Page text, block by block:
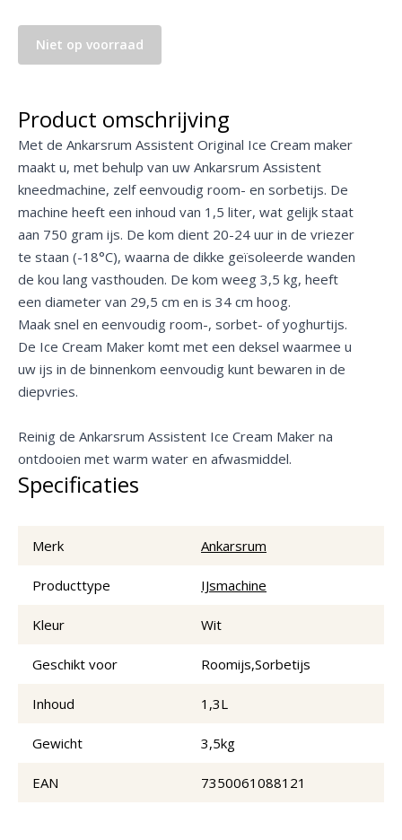
Niet op voorraad
Product omschrijving
Met de Ankarsrum Assistent Original Ice Cream maker
maakt u, met behulp van uw Ankarsrum Assistent
kneedmachine, zelf eenvoudig room- en sorbetijs. De
machine heeft een inhoud van 1,5 liter, wat gelijk staat
aan 750 gram ijs. De kom dient 20-24 uur in de vriezer
te staan (-18°C), waarna de dikke geïsoleerde wanden
de kou lang vasthouden. De kom weeg 3,5 kg, heeft
een diameter van 29,5 cm en is 34 cm hoog.
Maak snel en eenvoudig room-, sorbet- of yoghurtijs.
De Ice Cream Maker komt met een deksel waarmee u
uw ijs in de binnenkom eenvoudig kunt bewaren in de
diepvries.
Reinig de Ankarsrum Assistent Ice Cream Maker na
ontdooien met warm water en afwasmiddel.
Specificaties
Merk Ankarsrum
Producttype IJsmachine
Kleur Wit
Geschikt voor Roomijs,Sorbetijs
Inhoud 1,3L
Gewicht 3,5kg
EAN 7350061088121